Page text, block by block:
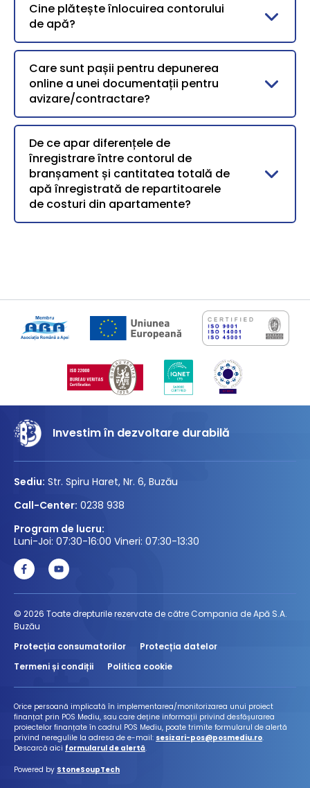
Cine plătește înlocuirea contorului
de apă?
Care sunt pașii pentru depunerea
online a unei documentații pentru
avizare/contractare?
De ce apar diferențele de
înregistrare între contorul de
branșament și cantitatea totală de
apă înregistrată de repartitoarele
de costuri din apartamente?
Investim în dezvoltare durabilă
Sediu: Str. Spiru Haret, Nr. 6, Buzău
Call-Center: 0238 938
Program de lucru:
Luni-Joi: 07:30-16:00 Vineri: 07:30-13:30
© 2026 Toate drepturile rezervate de către Compania de Apă S.A.
Buzău
Protecția consumatorilor
Protecția datelor
Termeni și condiții
Politica cookie
Orice persoană implicată în implementarea/monitorizarea unui proiect
finanțat prin POS Mediu, sau care deține informații privind desfășurarea
proiectelor finanțate în cadrul POS Mediu, poate trimite formularul de alertă
privind neregulile la adresa de e-mail: sesizari-pos@posmediu.ro.
Descarcă aici formularul de alertă.
Powered by StoneSoupTech